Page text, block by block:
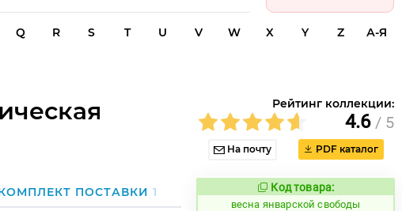
Q R S T U V W X Y Z А-Я
Рейтинг коллекции:
4.6 / 5
На почту PDF каталог
ПОСТАВКИ1 Код товара:
109085 Код товара:
весна январской свободы